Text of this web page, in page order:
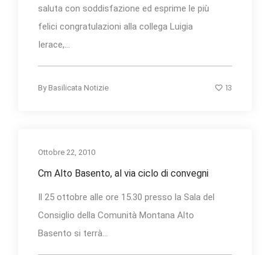
saluta con soddisfazione ed esprime le più
felici congratulazioni alla collega Luigia
Ierace,...
By Basilicata Notizie 13
Ottobre 22, 2010
Cm Alto Basento, al via ciclo di convegni
Il 25 ottobre alle ore 15.30 presso la Sala del
Consiglio della Comunità Montana Alto
Basento si terrà...